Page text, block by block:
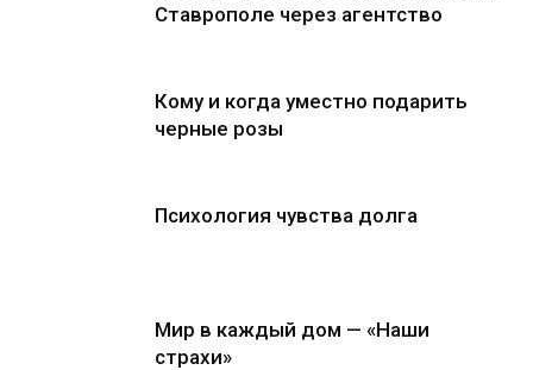
Ставрополе через агентство
Кому и когда уместно подарить
черные розы
Психология чувства долга
Мир в каждый дом — «Наши
страхи»